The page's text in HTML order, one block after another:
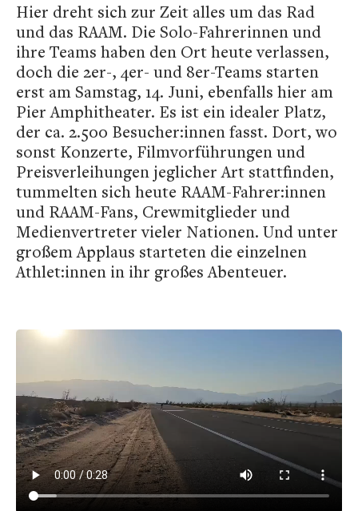
Hier dreht sich zur Zeit alles um das Rad
und das RAAM. Die Solo-Fahrerinnen und
ihre Teams haben den Ort heute verlassen,
doch die 2er-, 4er- und 8er-Teams starten
erst am Samstag, 14. Juni, ebenfalls hier am
Pier Amphitheater. Es ist ein idealer Platz,
der ca. 2.500 Besucher:innen fasst. Dort, wo
sonst Konzerte, Filmvorführungen und
Preisverleihungen jeglicher Art stattfinden,
tummelten sich heute RAAM-Fahrer:innen
und RAAM-Fans, Crewmitglieder und
Medienvertreter vieler Nationen. Und unter
großem Applaus starteten die einzelnen
Athlet:innen in ihr großes Abenteuer.